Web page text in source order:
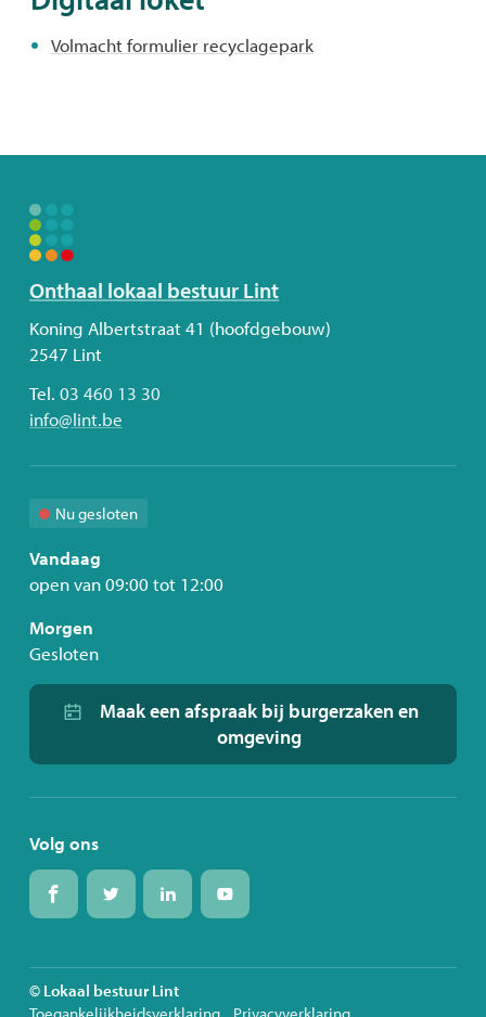
Volmacht formulier recyclagepark
Volg
ons
Onthaal lokaal bestuur Lint
Adres
Koning Albertstraat 41 (hoofdgebouw)
2547 Lint
Tel. 03 460 13 30
E-
info@lint.be
Nu gesloten
Vandaag
open van09:00 tot 12:00
Morgen
Gesloten
Maak een afspraak bij burgerzaken en
omgeving
Volg ons
Volg
ons
Volg
ons
Volg
ons
Volg
ons
© Lokaal bestuur Lint